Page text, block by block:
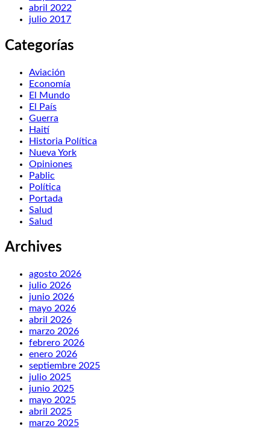
abril 2022
julio 2017
Categorías
Aviación
Economía
El Mundo
El País
Guerra
Haití
Historia Política
Nueva York
Opiniones
Pablic
Política
Portada
Salud
Salud
Archives
agosto 2026
julio 2026
junio 2026
mayo 2026
abril 2026
marzo 2026
febrero 2026
enero 2026
septiembre 2025
julio 2025
junio 2025
mayo 2025
abril 2025
marzo 2025